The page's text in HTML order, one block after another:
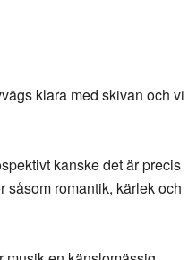
klara med skivan och vi
kanske det är precis
såsom romantik, kärlek och